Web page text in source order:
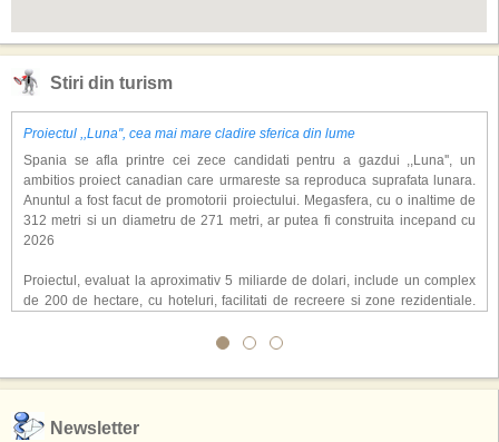
Stiri din turism
Proiectul ,,Luna'', cea mai mare cladire sferica din lume
Spania se afla printre cei zece candidati pentru a gazdui ,,Luna'', un
ambitios proiect canadian care urmareste sa reproduca suprafata lunara.
Anuntul a fost facut de promotorii proiectului. Megasfera, cu o inaltime de
312 metri si un diametru de 271 metri, ar putea fi construita incepand cu
2026
Proiectul, evaluat la aproximativ 5 miliarde de dolari, include un complex
de 200 de hectare, cu hoteluri, facilitati de recreere si zone rezidentiale.
atragerea a pana la 10 milioane de turisti anual. �Luna� ar putea deveni
exclusiv simularea suprafetei lunare.
,,Credem ca exista sanse mari sa anuntam nu doar o locatie, ci poate mai
Newsletter